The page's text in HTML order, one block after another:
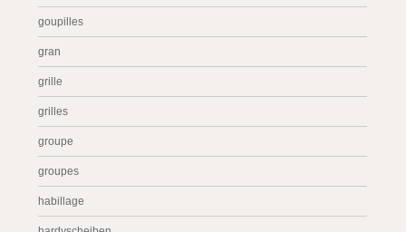
goupilles
gran
grille
grilles
groupe
groupes
habillage